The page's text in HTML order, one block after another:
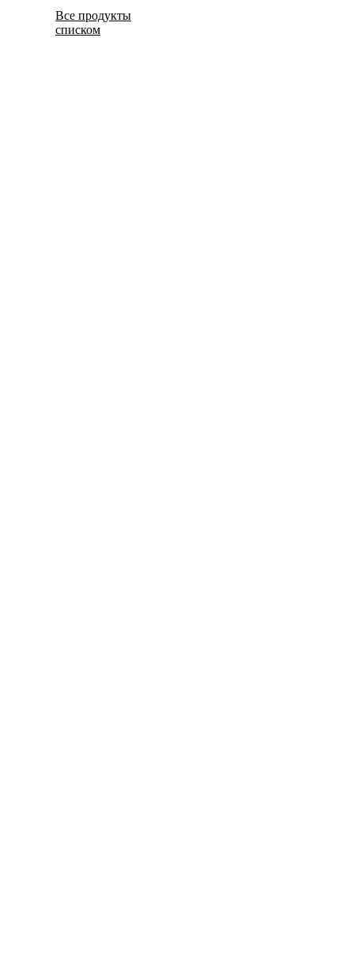
Все продукты
списком